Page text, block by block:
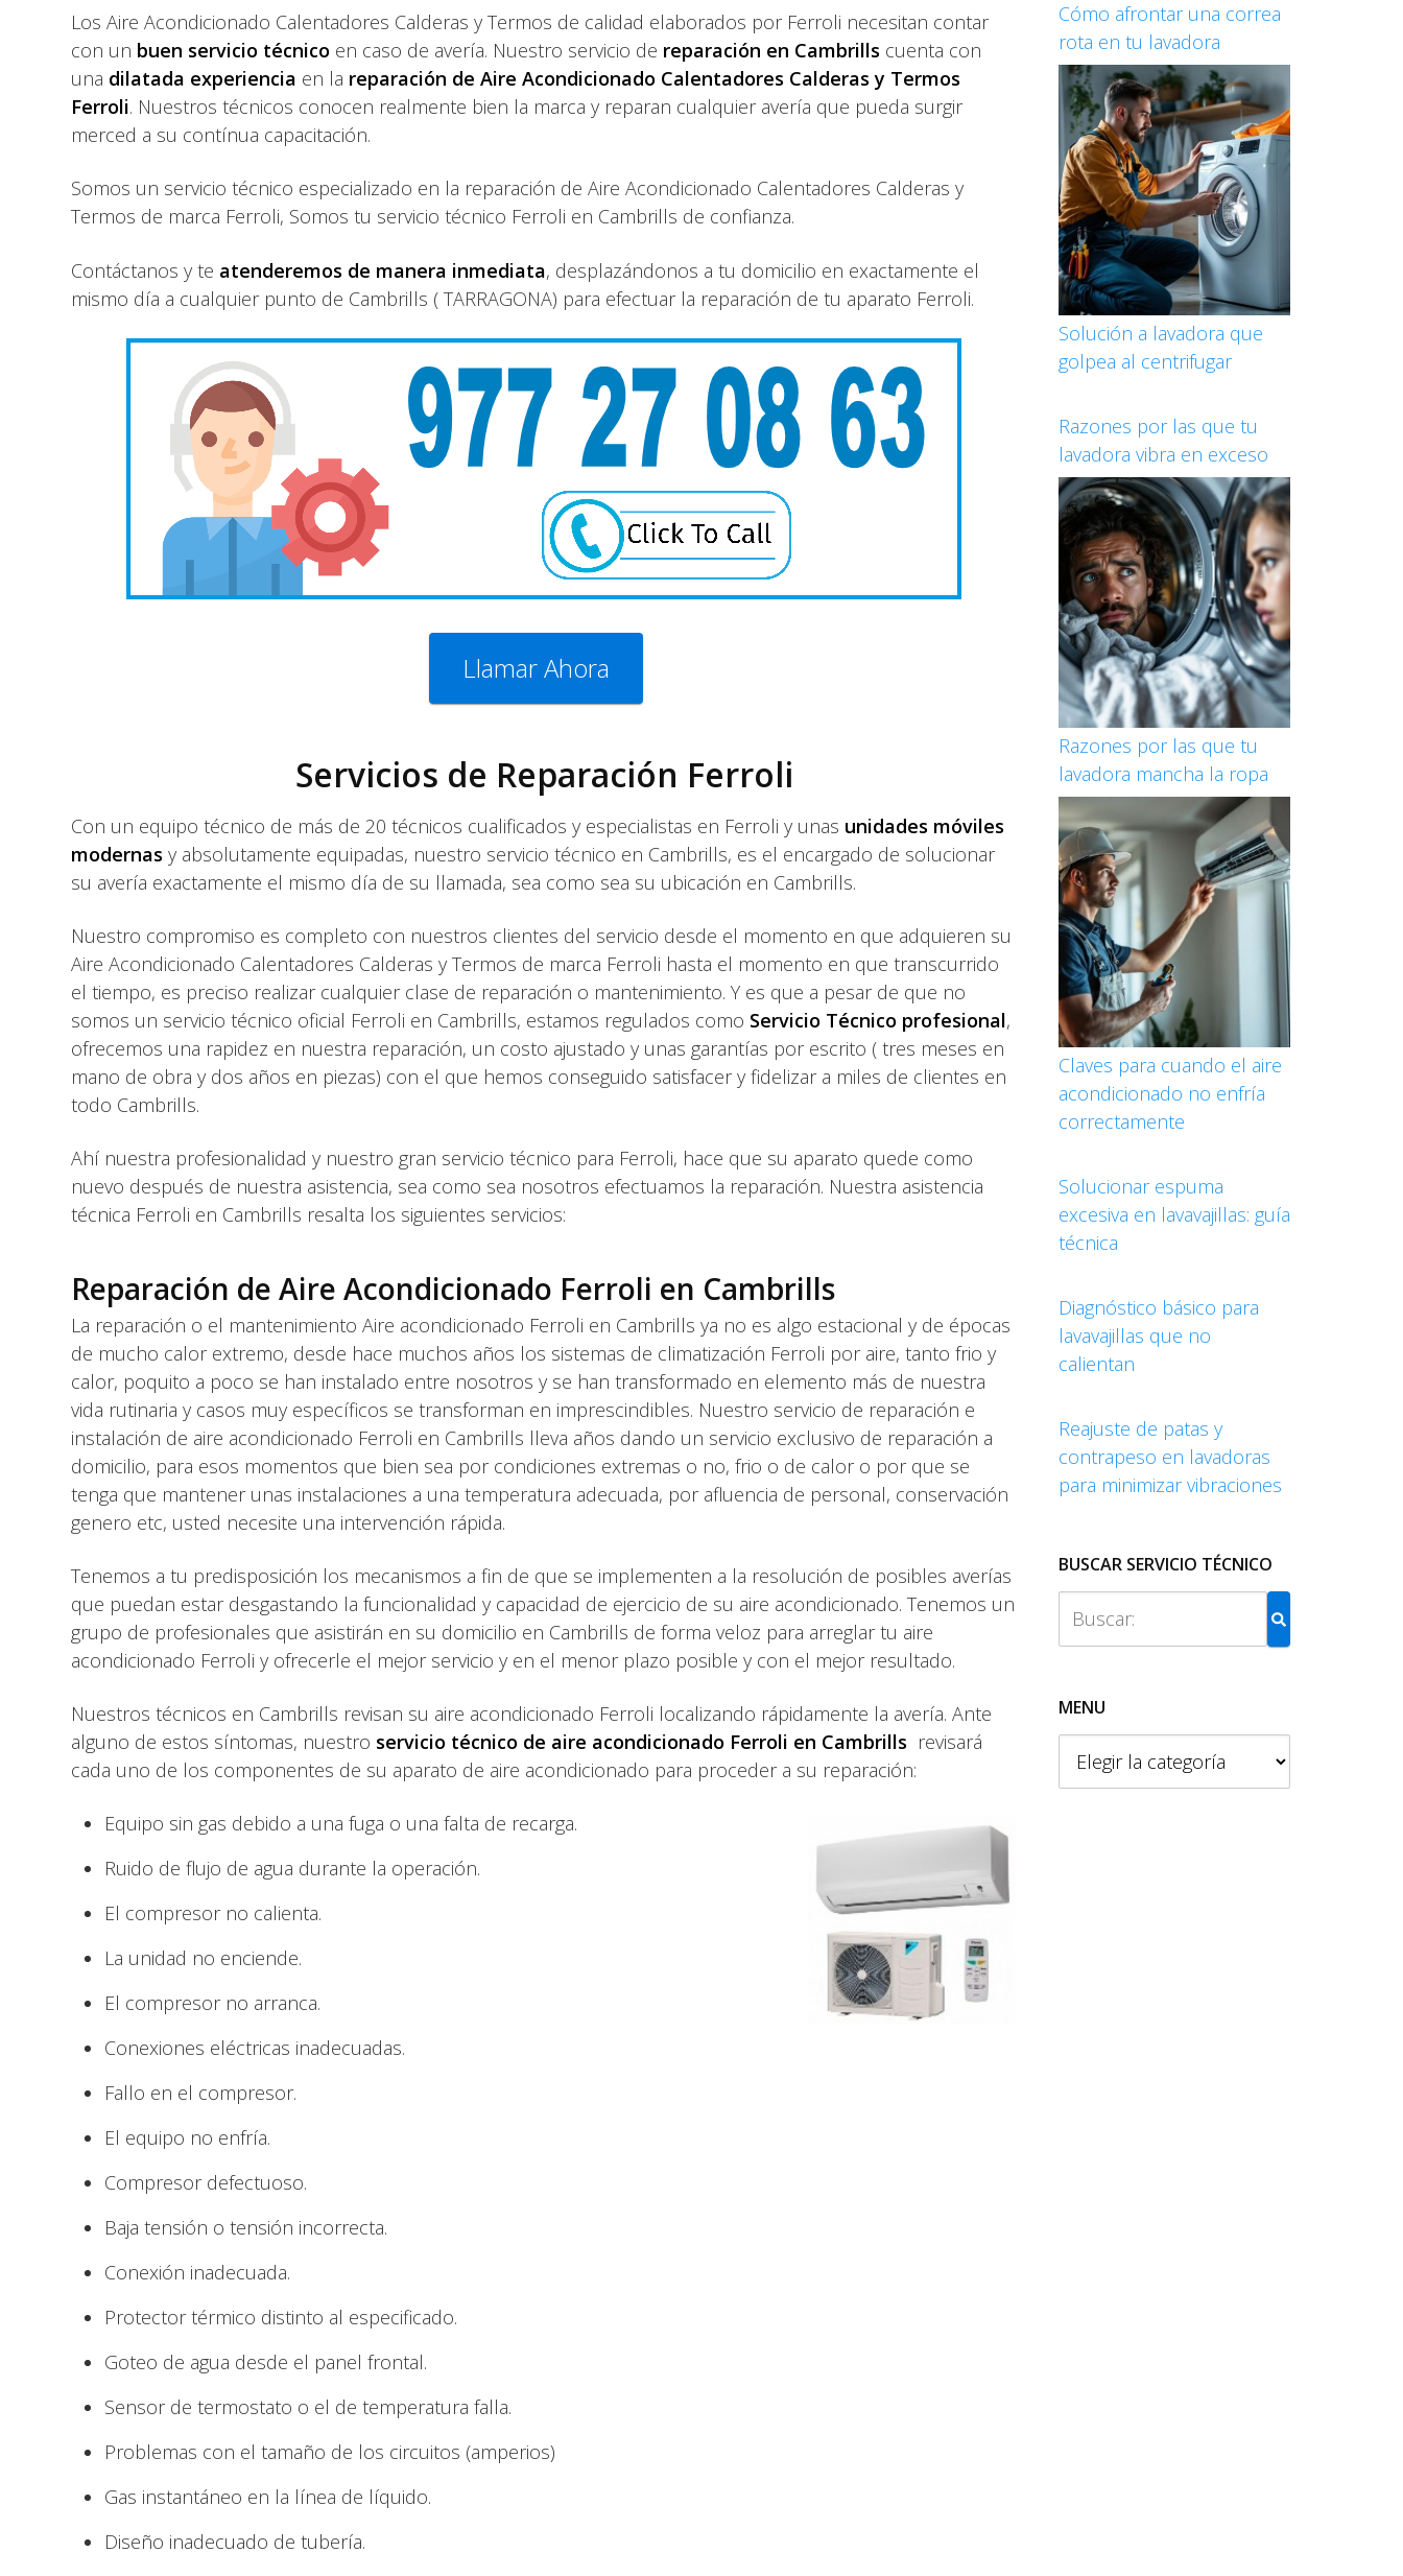
Los Aire Acondicionado Calentadores Calderas y Termos de calidad elaborados por Ferroli necesitan contar
con un buen servicio técnico en caso de avería. Nuestro servicio de reparación en Cambrills cuenta con
una dilatada experiencia en la reparación de Aire Acondicionado Calentadores Calderas y Termos
Ferroli. Nuestros técnicos conocen realmente bien la marca y reparan cualquier avería que pueda surgir
merced a su contínua capacitación.
Somos un servicio técnico especializado en la reparación de Aire Acondicionado Calentadores Calderas y
Termos de marca Ferroli, Somos tu servicio técnico Ferroli en Cambrills de confianza.
Contáctanos y te atenderemos de manera inmediata, desplazándonos a tu domicilio en exactamente el
mismo día a cualquier punto de Cambrills ( TARRAGONA) para efectuar la reparación de tu aparato Ferroli.
Llamar Ahora
Servicios de Reparación Ferroli
Con un equipo técnico de más de 20 técnicos cualificados y especialistas en Ferroli y unas unidades móviles
modernas y absolutamente equipadas, nuestro servicio técnico en Cambrills, es el encargado de solucionar
su avería exactamente el mismo día de su llamada, sea como sea su ubicación en Cambrills.
Nuestro compromiso es completo con nuestros clientes del servicio desde el momento en que adquieren su
Aire Acondicionado Calentadores Calderas y Termos de marca Ferroli hasta el momento en que transcurrido
el tiempo, es preciso realizar cualquier clase de reparación o mantenimiento. Y es que a pesar de que no
somos un servicio técnico oficial Ferroli en Cambrills, estamos regulados como Servicio Técnico profesional,
ofrecemos una rapidez en nuestra reparación, un costo ajustado y unas garantías por escrito ( tres meses en
mano de obra y dos años en piezas) con el que hemos conseguido satisfacer y fidelizar a miles de clientes en
todo Cambrills.
Ahí nuestra profesionalidad y nuestro gran servicio técnico para Ferroli, hace que su aparato quede como
nuevo después de nuestra asistencia, sea como sea nosotros efectuamos la reparación. Nuestra asistencia
técnica Ferroli en Cambrills resalta los siguientes servicios:
Reparación de Aire Acondicionado Ferroli en Cambrills
La reparación o el mantenimiento Aire acondicionado Ferroli en Cambrills ya no es algo estacional y de épocas
de mucho calor extremo, desde hace muchos años los sistemas de climatización Ferroli por aire, tanto frio y
calor, poquito a poco se han instalado entre nosotros y se han transformado en elemento más de nuestra
vida rutinaria y casos muy específicos se transforman en imprescindibles. Nuestro servicio de reparación e
instalación de aire acondicionado Ferroli en Cambrills lleva años dando un servicio exclusivo de reparación a
domicilio, para esos momentos que bien sea por condiciones extremas o no, frio o de calor o por que se
tenga que mantener unas instalaciones a una temperatura adecuada, por afluencia de personal, conservación
genero etc, usted necesite una intervención rápida.
Tenemos a tu predisposición los mecanismos a fin de que se implementen a la resolución de posibles averías
que puedan estar desgastando la funcionalidad y capacidad de ejercicio de su aire acondicionado. Tenemos un
grupo de profesionales que asistirán en su domicilio en Cambrills de forma veloz para arreglar tu aire
acondicionado Ferroli y ofrecerle el mejor servicio y en el menor plazo posible y con el mejor resultado.
Nuestros técnicos en Cambrills revisan su aire acondicionado Ferroli localizando rápidamente la avería. Ante
alguno de estos síntomas, nuestro servicio técnico de aire acondicionado Ferroli en Cambrills revisará
cada uno de los componentes de su aparato de aire acondicionado para proceder a su reparación:
Equipo sin gas debido a una fuga o una falta de recarga.
Ruido de flujo de agua durante la operación.
El compresor no calienta.
La unidad no enciende.
El compresor no arranca.
Conexiones eléctricas inadecuadas.
Fallo en el compresor.
El equipo no enfría.
Compresor defectuoso.
Baja tensión o tensión incorrecta.
Conexión inadecuada.
Protector térmico distinto al especificado.
Goteo de agua desde el panel frontal.
Sensor de termostato o el de temperatura falla.
Problemas con el tamaño de los circuitos (amperios)
Gas instantáneo en la línea de líquido.
Diseño inadecuado de tubería.
Cómo afrontar una correa
rota en tu lavadora
Solución a lavadora que
golpea al centrifugar
Razones por las que tu
lavadora vibra en exceso
Razones por las que tu
lavadora mancha la ropa
Claves para cuando el aire
acondicionado no enfría
correctamente
Solucionar espuma
excesiva en lavavajillas: guía
técnica
Diagnóstico básico para
lavavajillas que no
calientan
Reajuste de patas y
contrapeso en lavadoras
para minimizar vibraciones
BUSCAR SERVICIO TÉCNICO
MENU